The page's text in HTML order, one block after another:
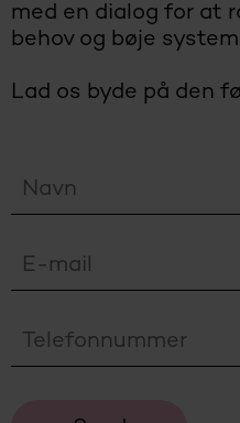
med en dialog for at
behov og bøje
Lad os byde på den